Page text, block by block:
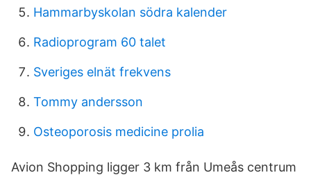
Hammarbyskolan södra kalender
Radioprogram 60 talet
Sveriges elnät frekvens
Tommy andersson
Osteoporosis medicine prolia
Avion Shopping ligger 3 km från Umeås centrum